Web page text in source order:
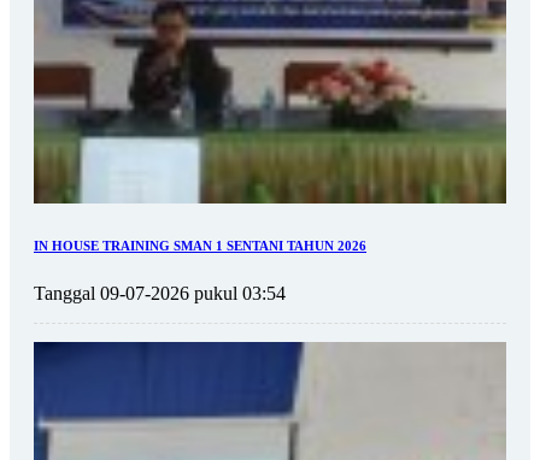
IN HOUSE TRAINING SMAN 1 SENTANI TAHUN 2026
Tanggal 09-07-2026 pukul 03:54